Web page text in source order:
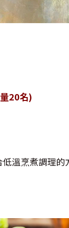
20名)
溫烹煮調理